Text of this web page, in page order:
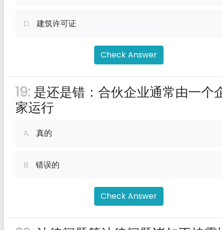
D. 建筑许可证
Check Answer
19: 是还是错：合伙企业通常由一个
家运行
A. 真的
B. 错误的
Check Answer